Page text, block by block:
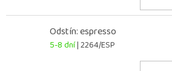
Odstín: espresso
5-8 dní| 2264/ESP